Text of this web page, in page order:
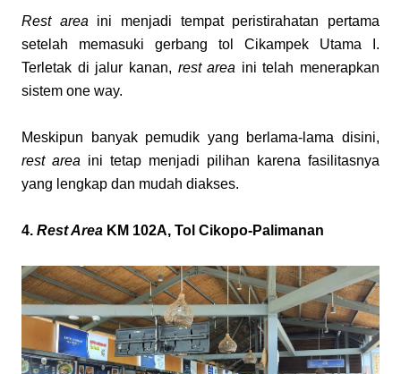
Rest area ini menjadi tempat peristirahatan pertama
setelah memasuki gerbang tol Cikampek Utama I.
Terletak di jalur kanan, rest area ini telah menerapkan
sistem one way.
rest area ini tetap menjadi pilihan karena fasilitasnya
yang lengkap dan mudah diakses.
4. Rest Area KM 102A, Tol Cikopo-Palimanan